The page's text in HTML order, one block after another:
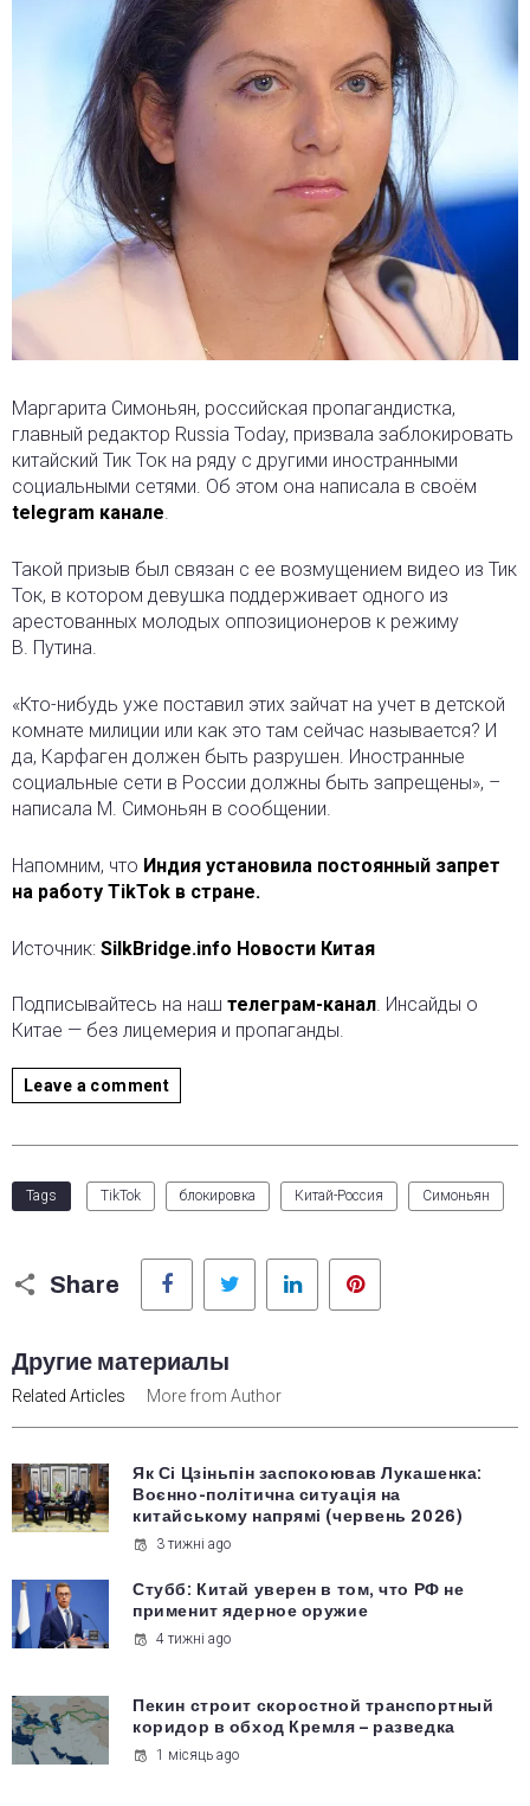
Маргарита Симоньян, российская пропагандистка,
главный редактор Russia Today, призвала заблокировать
китайский Тик Ток на ряду с другими иностранными
социальными сетями. Об этом она написала в своём
telegram канале.
Такой призыв был связан с ее возмущением видео из Тик
Ток, в котором девушка поддерживает одного из
арестованных молодых оппозиционеров к режиму
В. Путина.
«Кто-нибудь уже поставил этих зайчат на учет в детской
комнате милиции или как это там сейчас называется? И
да, Карфаген должен быть разрушен. Иностранные
социальные сети в России должны быть запрещены», –
написала М. Симоньян в сообщении.
Напомним, что Индия установила постоянный запрет
на работу TikTok в стране.
Источник: SilkBridge.info Новости Китая
Подписывайтесь на наш телеграм-канал. Инсайды о
Китае — без лицемерия и пропаганды.
Leave a comment
Tags TikTok блокировка Китай-Россия Симоньян
Share
Facebook Twitter LinkedIn
Другие материалы
Related Articles More from Author
Як Сі Цзіньпін заспокоював Лукашенка:
Воєнно-політична ситуація на
китайському напрямі (червень 2026)
3 тижні ago
Стубб: Китай уверен в том, что РФ не
применит ядерное оружие
4 тижні ago
Пекин строит скоростной транспортный
коридор в обход Кремля – разведка
1 місяць ago